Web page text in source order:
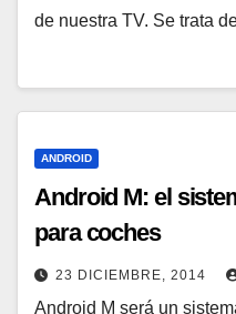
de nuestra TV. Se trata
ANDROID
Android M: el
para coches
23 DICIEMBRE, 2014
Android M será un